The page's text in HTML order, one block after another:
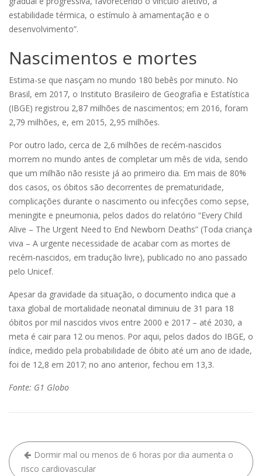
estabilidade térmica, o estímulo à amamentação e o
desenvolvimento”.
Nascimentos e mortes
Estima-se que nasçam no mundo 180 bebês por minuto. No
Brasil, em 2017, o Instituto Brasileiro de Geografia e Estatística
(IBGE) registrou 2,87 milhões de nascimentos; em 2016, foram
2,79 milhões, e, em 2015, 2,95 milhões.
Por outro lado, cerca de 2,6 milhões de recém-nascidos
morrem no mundo antes de completar um mês de vida, sendo
que um milhão não resiste já ao primeiro dia. Em mais de 80%
dos casos, os óbitos são decorrentes de prematuridade,
complicações durante o nascimento ou infecções como sepse,
meningite e pneumonia, pelos dados do relatório “Every Child
Alive – The Urgent Need to End Newborn Deaths” (Toda criança
viva – A urgente necessidade de acabar com as mortes de
recém-nascidos, em tradução livre), publicado no ano passado
pelo Unicef.
Apesar da gravidade da situação, o documento indica que a
taxa global de mortalidade neonatal diminuiu de 31 para 18
óbitos por mil nascidos vivos entre 2000 e 2017 – até 2030, a
meta é cair para 12 ou menos. Por aqui, pelos dados do IBGE, o
índice, medido pela probabilidade de óbito até um ano de idade,
foi de 12,8 em 2017; no ano anterior, fechou em 13,3.
Fonte: G1 Globo
Dormir mal ou menos de 6 horas por dia aumenta o
risco cardiovascular